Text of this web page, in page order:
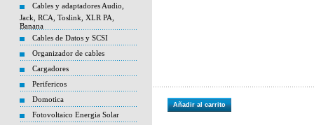
Cables y adaptadores Audio,
Jack, RCA, Toslink, XLR PA,
Banana
Cables de Datos y SCSI
Organizador de cables
Cargadores
Perifericos
Domotica
Fotovoltaico Energia Solar
Añadir al carrito